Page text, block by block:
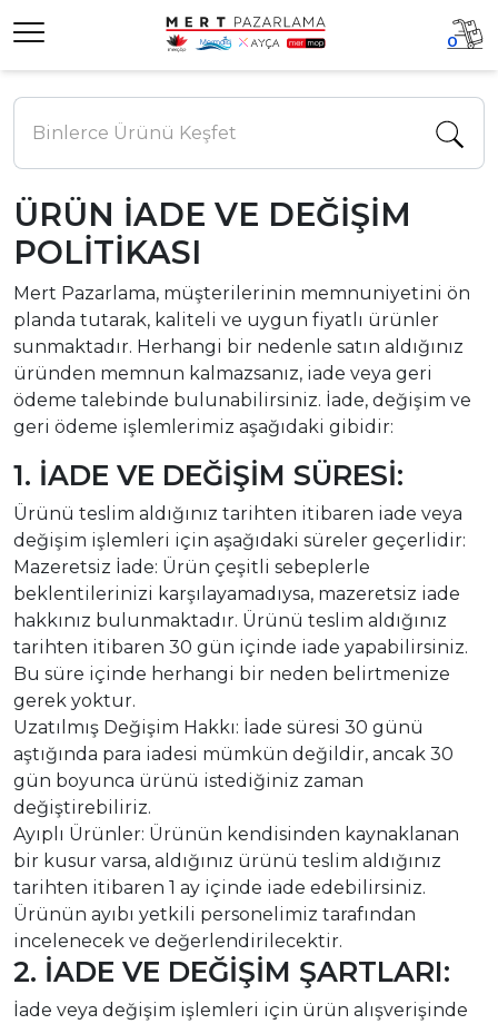
0
ÜRÜN İADE VE DEĞİŞİM
POLİTİKASI
Mert Pazarlama, müşterilerinin memnuniyetini ön
planda tutarak, kaliteli ve uygun fiyatlı ürünler
sunmaktadır. Herhangi bir nedenle satın aldığınız
üründen memnun kalmazsanız, iade veya geri
ödeme talebinde bulunabilirsiniz. İade, değişim ve
geri ödeme işlemlerimiz aşağıdaki gibidir:
1. İADE VE DEĞİŞİM SÜRESİ:
Ürünü teslim aldığınız tarihten itibaren iade veya
değişim işlemleri için aşağıdaki süreler geçerlidir:
Mazeretsiz İade: Ürün çeşitli sebeplerle
beklentilerinizi karşılayamadıysa, mazeretsiz iade
hakkınız bulunmaktadır. Ürünü teslim aldığınız
tarihten itibaren 30 gün içinde iade yapabilirsiniz.
Bu süre içinde herhangi bir neden belirtmenize
gerek yoktur.
Uzatılmış Değişim Hakkı: İade süresi 30 günü
aştığında para iadesi mümkün değildir, ancak 30
gün boyunca ürünü istediğiniz zaman
değiştirebiliriz.
Ayıplı Ürünler: Ürünün kendisinden kaynaklanan
bir kusur varsa, aldığınız ürünü teslim aldığınız
tarihten itibaren 1 ay içinde iade edebilirsiniz.
Ürünün ayıbı yetkili personelimiz tarafından
incelenecek ve değerlendirilecektir.
2. İADE VE DEĞİŞİM ŞARTLARI:
İade veya değişim işlemleri için ürün alışverişinde